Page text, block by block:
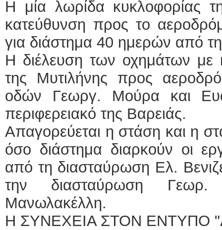
Η μία λωρίδα κυκλοφορίας
κατεύθυνση προς το
για διάστημα 40 ημερών από
Η διέλευση των οχημάτων
της Μυτιλήνης προς
οδών Γεωργ. Μούρα και
περιφερειακό της Βαρειάς.
Απαγορεύεται η στάση και η
όσο διάστημα διαρκούν οι
από τη διασταύρωση Ελ.
την διασταύρωση
Μανωλακέλλη.
Η ΣΥΝΕΧΕΙΑ ΣΤΟΝ ΕΝΤΥΠΟ